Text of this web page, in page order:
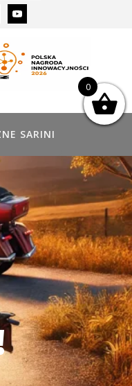
SARINI
0